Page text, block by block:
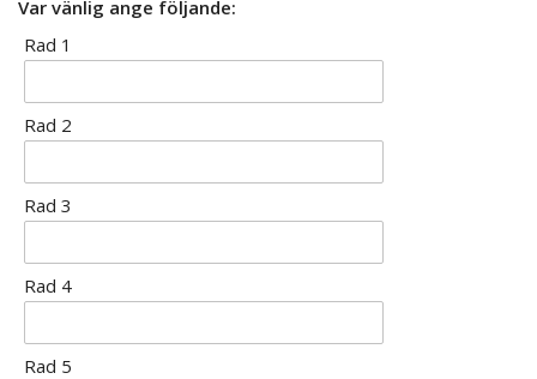
Var vänlig ange följande:
Rad 1
Rad 2
Rad 3
Rad 4
Rad 5